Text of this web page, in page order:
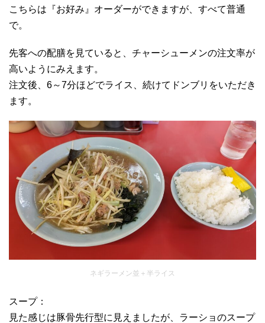
こちらは『お好み』オーダーができますが、すべて普通
で。
先客への配膳を見ていると、チャーシューメンの注文率が
高いようにみえます。
注文後、6～7分ほどでライス、続けてドンブリをいただき
ます。
ネギラーメン並＋半ライス
スープ：
見た感じは豚骨先行型に見えましたが、ラーショのスープ